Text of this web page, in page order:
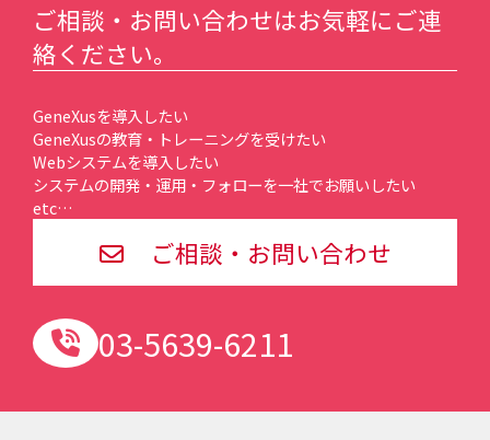
ご相談・お問い合わせはお気軽にご連
絡ください。
GeneXusを導入したい
GeneXusの教育・トレーニングを受けたい
Webシステムを導入したい
システムの開発・運用・フォローを一社でお願いしたい
etc…
ご相談・お問い合わせ
03-5639-6211